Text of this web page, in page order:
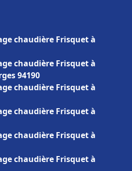
chaudière Frisquet à
chaudière Frisquet à
94190
chaudière Frisquet à
chaudière Frisquet à
chaudière Frisquet à
chaudière Frisquet à